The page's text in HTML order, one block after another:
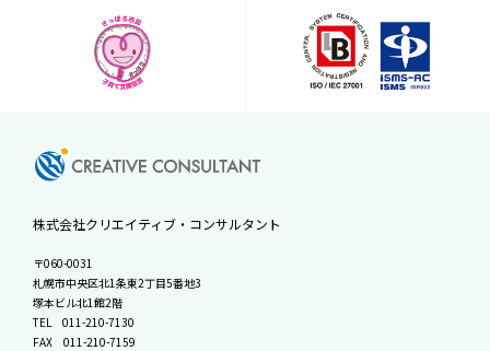
株式会社クリエイティブ・コンサルタント
〒060-0031
札幌市中央区北1条東2丁目5番地3
塚本ビル北1館2階
TEL 011-210-7130
FAX 011-210-7159